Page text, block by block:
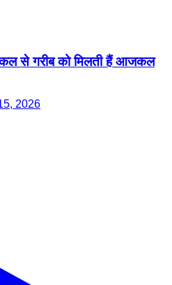
से गरीब को मिलती हैं आजकल
2026